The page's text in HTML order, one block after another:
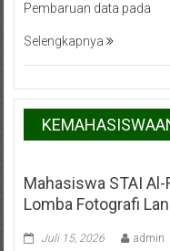
Pembaruan data pada
Selengkapnya
Mahasiswa STAI
Lomba Fotografi
Juli 15, 2026 admin